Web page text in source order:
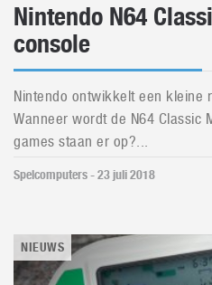
Nintendo N64
console
Nintendo ontwikkelt een kleine
Wanneer wordt de N64 Classic
games staan er op?...
Spelcomputers - 23 juli 2018
NIEUWS